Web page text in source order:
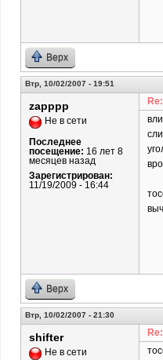
Верх
Втр, 10/02/2007 - 19:51
zapppp
Не в сети
Последнее
посещение: 16 лет 8
месяцев назад
Зарегистрирован:
11/19/2009 - 16:44
Верх
Втр, 10/02/2007 - 21:30
shifter
Не в сети